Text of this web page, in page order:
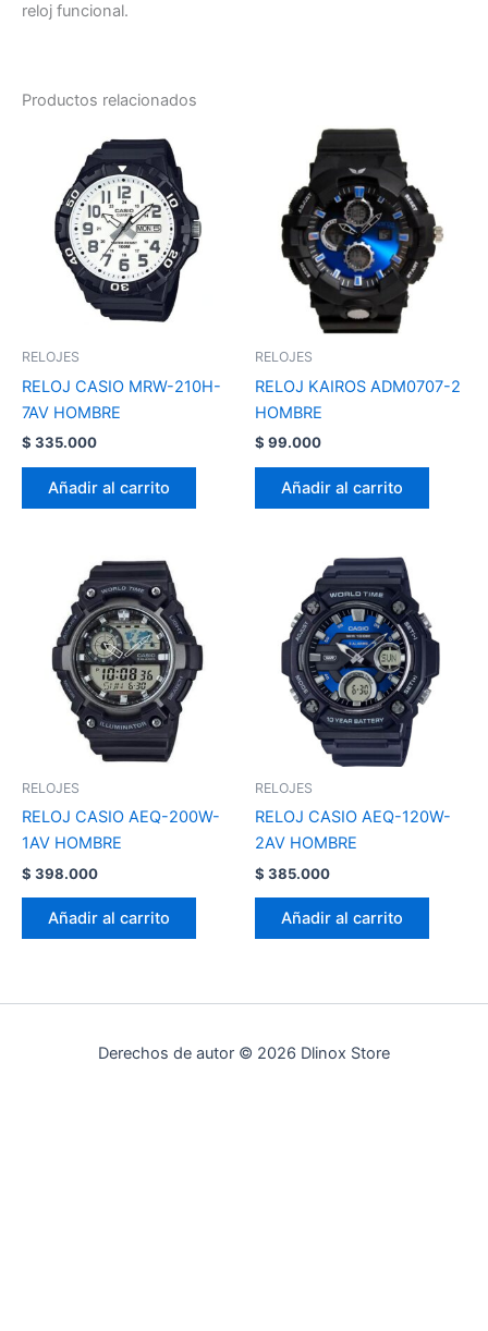
reloj funcional.
Productos relacionados
RELOJES
RELOJ CASIO MRW-210H-
7AV HOMBRE
$ 335.000
Añadir al carrito
RELOJES
RELOJ KAIROS ADM0707-2
HOMBRE
$ 99.000
Añadir al carrito
RELOJES
RELOJ CASIO AEQ-200W-
1AV HOMBRE
$ 398.000
Añadir al carrito
RELOJES
RELOJ CASIO AEQ-120W-
2AV HOMBRE
$ 385.000
Añadir al carrito
Derechos de autor © 2026 Dlinox Store